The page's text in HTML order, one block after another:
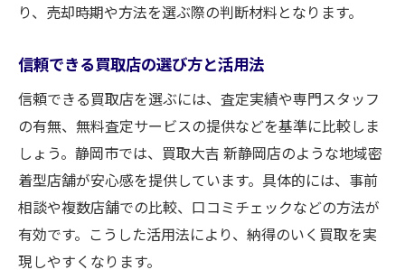
り、売却時期や方法を選ぶ際の判断材料となります。
信頼できる買取店の選び方と活用法
信頼できる買取店を選ぶには、査定実績や専門スタッフ
の有無、無料査定サービスの提供などを基準に比較しま
しょう。静岡市では、買取大吉 新静岡店のような地域密
着型店舗が安心感を提供しています。具体的には、事前
相談や複数店舗での比較、口コミチェックなどの方法が
有効です。こうした活用法により、納得のいく買取を実
現しやすくなります。